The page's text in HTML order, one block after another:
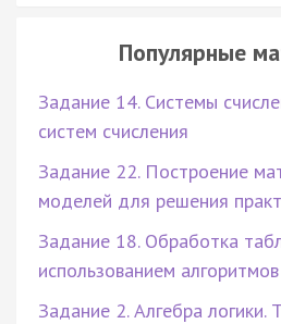
Популярные
Задание 14. Системы
систем счисления
Задание 22. Построение
моделей для решения
Задание 18. Обработка
использованием
Задание 2. Алгебра логики.